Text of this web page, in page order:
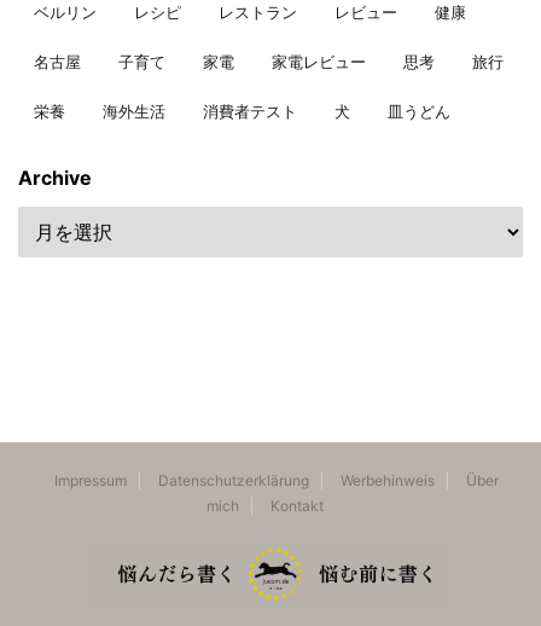
ベルリン レシピ レストラン レビュー 健康
名古屋 子育て 家電 家電レビュー 思考 旅行
栄養 海外生活 消費者テスト 犬 皿うどん
Archive
Impressum Datenschutzerklärung Werbehinweis
Über
mich
Kontakt